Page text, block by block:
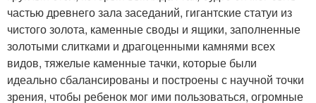
частью древнего зала заседаний, гигантские статуи из
чистого золота, каменные своды и ящики, заполненные
золотыми слитками и драгоценными камнями всех
видов, тяжелые каменные тачки, которые были
идеально сбалансированы и построены с научной точки
зрения, чтобы ребенок мог ими пользоваться, огромные